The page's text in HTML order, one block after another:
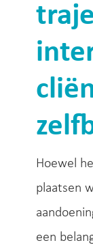
Hoewel
plaatsen
een